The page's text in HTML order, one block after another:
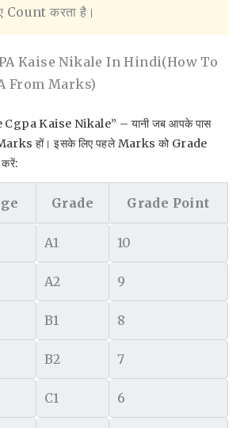
Count करता है।
Kaise Nikale In Hindi(How To
From Marks)
Kaise Nikale” – यानी जब आपके पास
हों। इसके लिए पहले Marks को Grade
Grade Grade Point
A1 10
A2 9
B1 8
B2 7
C1 6